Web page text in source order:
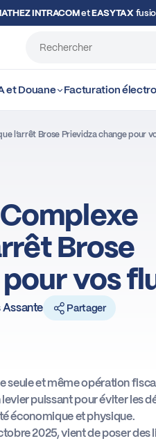
INTRACOMetEASYTAX
et Douane Facturation
l’arrêt Brose Prievidza change pour
Brose
vos
Assante Partager
et même opération
puissant pour éviter les
économique et physique.
2025, vient de poser